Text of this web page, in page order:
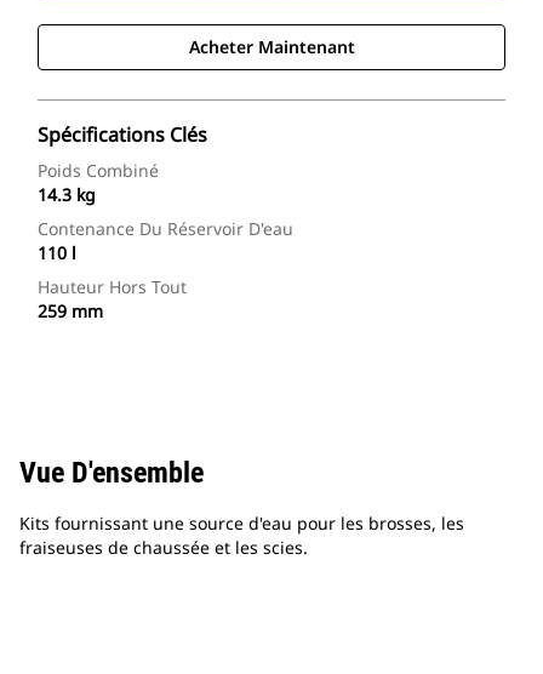
Acheter Maintenant
Spécifications Clés
Poids Combiné
14.3 kg
Contenance Du Réservoir D'eau
110 l
Hauteur Hors Tout
259 mm
Vue D'ensemble
Kits fournissant une source d'eau pour les brosses, les
fraiseuses de chaussée et les scies.